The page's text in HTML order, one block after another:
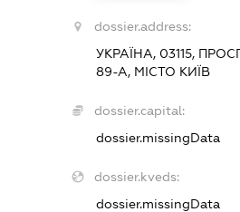
dossier.address:
УКРАЇНА, 03115,
89-А, МІСТО КИЇВ
dossier.capital:
dossier.missingData
dossier.kveds:
dossier.missingData